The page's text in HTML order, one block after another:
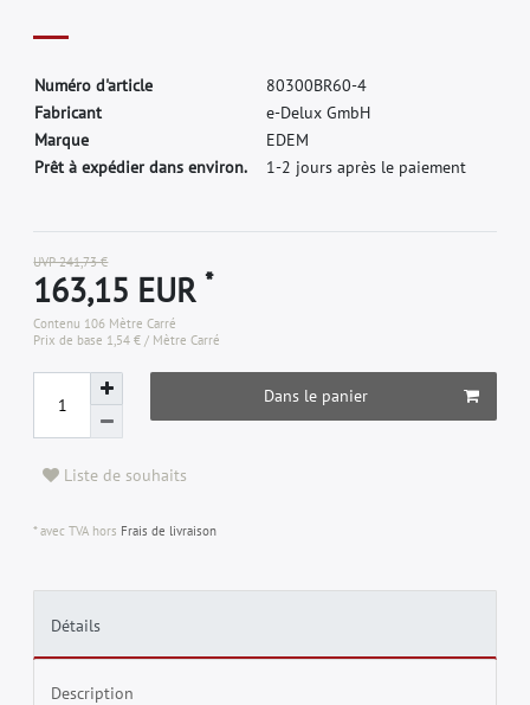
Numéro d'article 80300BR60-4
Fabricant e-Delux GmbH
Marque EDEM
Prêt à expédier dans environ.
1-2 jours après le paiement
UVP 241,73 €
163,15 EUR*
Contenu 106 Mètre Carré
Prix de base 1,54 € / Mètre Carré
Dans le panier
Liste de souhaits
* avec TVA hors Frais de livraison
Détails
Description